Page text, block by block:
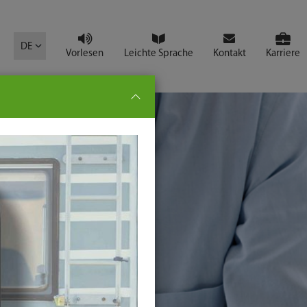
DE
Vorlesen Leichte Sprache Kontakt Karriere